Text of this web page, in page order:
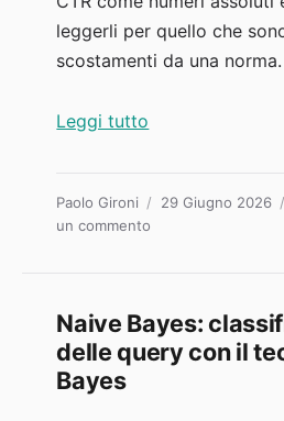
leggerli per quello che
scostamenti da una norma.
Leggi tutto
Autore
Paolo Gironi
Pubblicato
29 Giugno 2026
un commento
reale:
trovare
le
Naive Bayes:
delle query con il
Bayes